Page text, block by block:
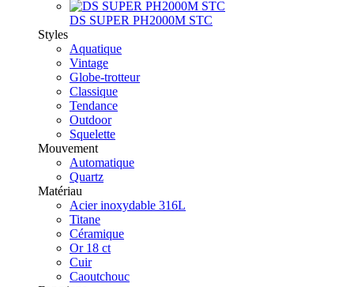
DS SUPER PH2000M STC
Styles
Aquatique
Vintage
Globe-trotteur
Classique
Tendance
Outdoor
Squelette
Mouvement
Automatique
Quartz
Matériau
Acier inoxydable 316L
Titane
Céramique
Or 18 ct
Cuir
Caoutchouc